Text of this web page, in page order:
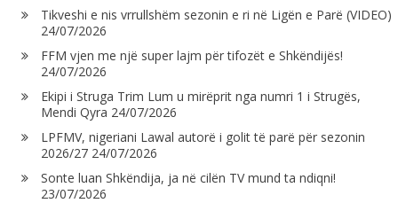
Tikveshi e nis vrrullshëm sezonin e ri në Ligën e Parë (VIDEO)
24/07/2026
FFM vjen me një super lajm për tifozët e Shkëndijës!
24/07/2026
Ekipi i Struga Trim Lum u mirëprit nga numri 1 i Strugës,
Mendi Qyra 24/07/2026
LPFMV, nigeriani Lawal autorë i golit të parë për sezonin
2026/27 24/07/2026
Sonte luan Shkëndija, ja në cilën TV mund ta ndiqni!
23/07/2026